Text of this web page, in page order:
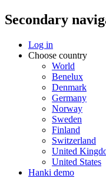
Secondary
Log in
Choose country
World
Benelux
Denmark
Germany
Norway
Sweden
Finland
Switzerland
United
United States
Hanki demo